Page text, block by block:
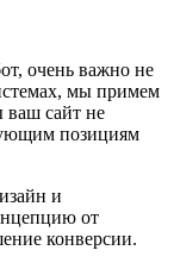
очень важно не
мы примем
ваш сайт не
позициям
и
от
конверсии.